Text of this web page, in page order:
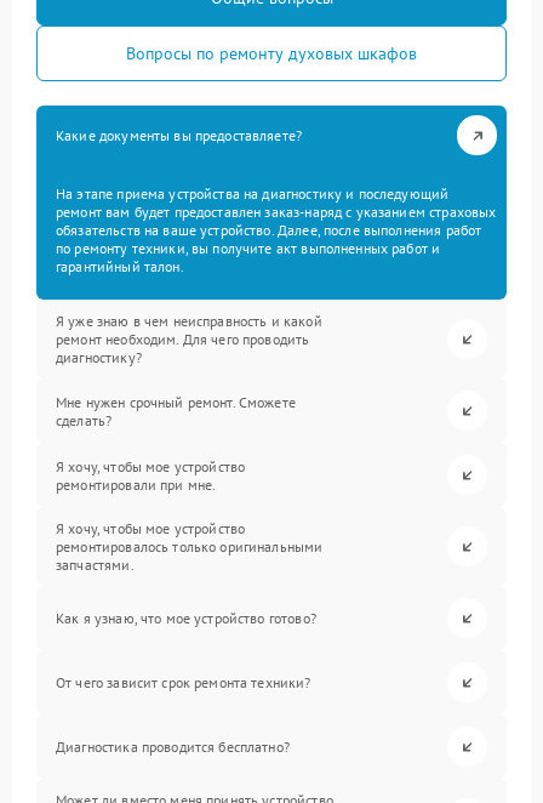
Вопросы по ремонту духовых шкафов
Какие документы вы предоставляете?
На этапе приема устройства на диагностику и последующий
ремонт вам будет предоставлен заказ-наряд с указанием страховых
обязательств на ваше устройство. Далее, после выполнения работ
по ремонту техники, вы получите акт выполненных работ и
гарантийный талон.
Я уже знаю в чем неисправность и какой
ремонт необходим. Для чего проводить
диагностику?
Мне нужен срочный ремонт. Сможете
сделать?
Я хочу, чтобы мое устройство
ремонтировали при мне.
Я хочу, чтобы мое устройство
ремонтировалось только оригинальными
запчастями.
Как я узнаю, что мое устройство готово?
От чего зависит срок ремонта техники?
Диагностика проводится бесплатно?